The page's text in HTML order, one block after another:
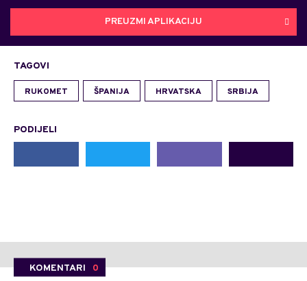
PREUZMI APLIKACIJU
TAGOVI
RUKOMET ŠPANIJA HRVATSKA SRBIJA
PODIJELI
KOMENTARI 0